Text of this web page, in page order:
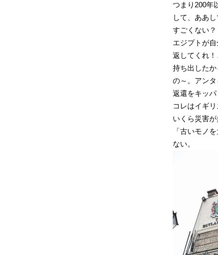
つまり200年
して、ああ
すごくない？
エジプトが
返してくれ
持ち出した
の～。アン
返還をキッ
コレはイギ
いくら災害
「古いモノ
ない。